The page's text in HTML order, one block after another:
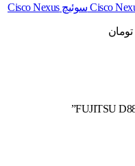
سوئیچ Cisco Nexus
تومان